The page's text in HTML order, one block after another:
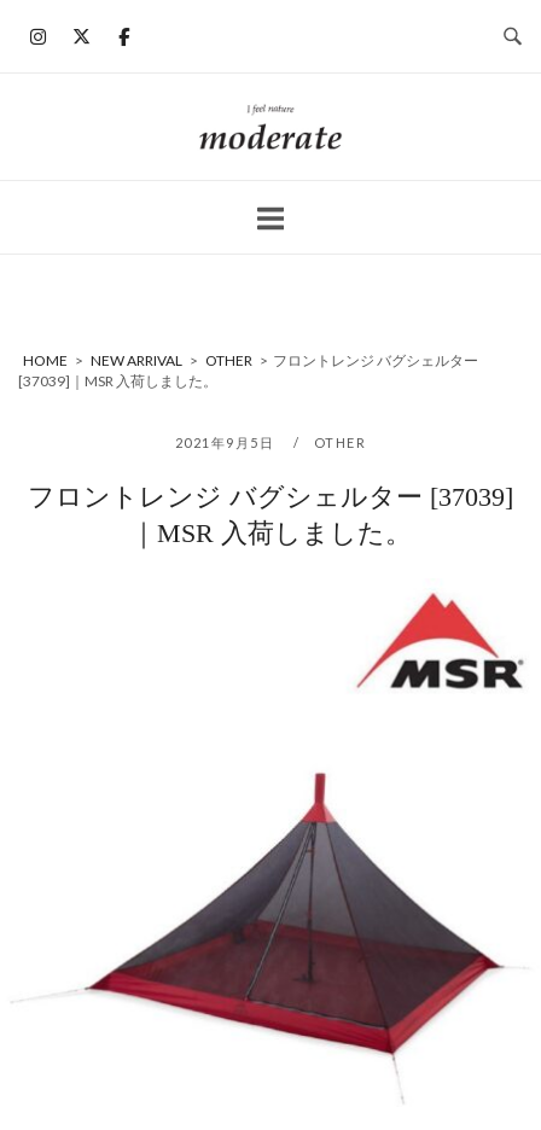
ホ
ー
HOME > NEW ARRIVAL > OTHER > フロントレンジ バグシェルター
[37039]｜MSR 入荷しました。
2021年9月5日 OTHER
フロントレンジ バグシェルター [37039]
｜MSR 入荷しました。